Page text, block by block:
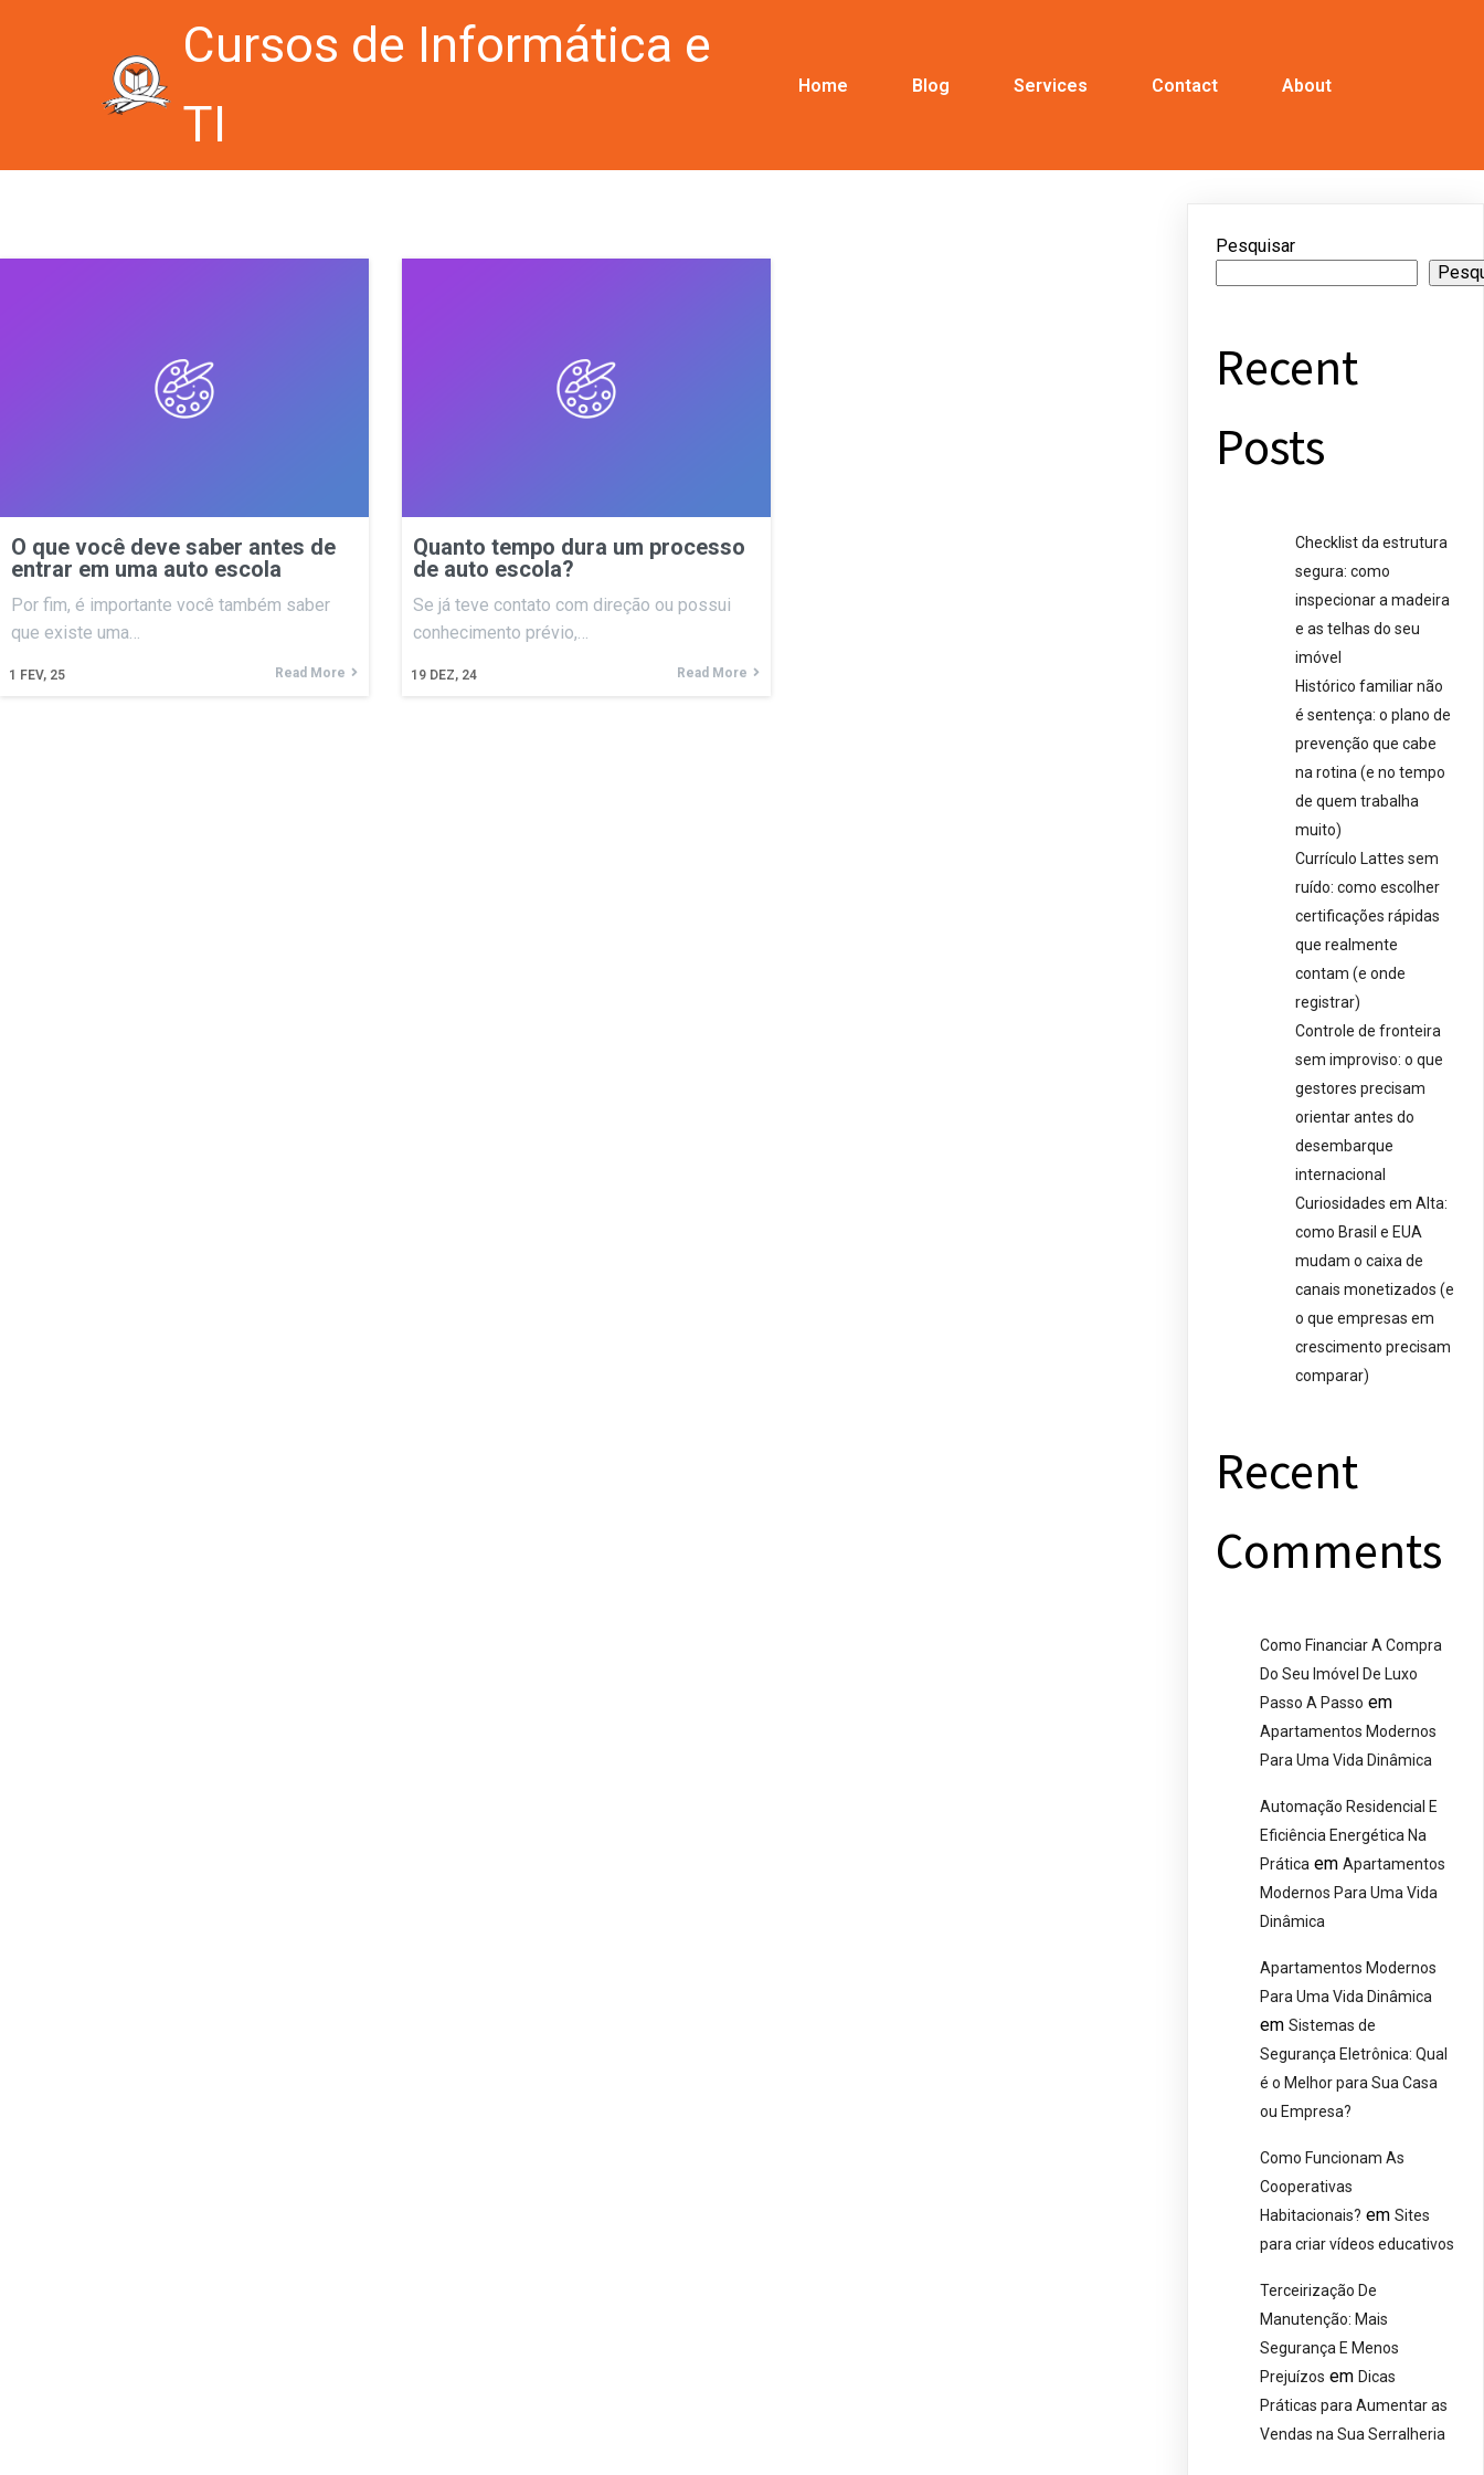
Cursos de Informática e
TI
Home Blog Services Contact About
O que você deve saber antes de
entrar em uma auto escola
1 FEV, 25
Por fim, é importante você também saber
que existe uma…
Read More
Quanto tempo dura um processo
de auto escola?
19 DEZ, 24
Se já teve contato com direção ou possui
conhecimento prévio,…
Read More
Pesquisar
Recent
Posts
Checklist da estrutura
segura: como
inspecionar a madeira
e as telhas do seu
imóvel
Histórico familiar não
é sentença: o plano de
prevenção que cabe
na rotina (e no tempo
de quem trabalha
muito)
Currículo Lattes sem
ruído: como escolher
certificações rápidas
que realmente
contam (e onde
registrar)
Controle de fronteira
sem improviso: o que
gestores precisam
orientar antes do
desembarque
internacional
Curiosidades em Alta:
como Brasil e EUA
mudam o caixa de
canais monetizados (e
o que empresas em
crescimento precisam
comparar)
Recent
Comments
Como Financiar A Compra
Do Seu Imóvel De Luxo
Passo A Passo em
Apartamentos Modernos
Para Uma Vida Dinâmica
Automação Residencial E
Eficiência Energética Na
Prática emApartamentos
Modernos Para Uma Vida
Dinâmica
Apartamentos Modernos
Para Uma Vida Dinâmica
emSistemas de
Segurança Eletrônica: Qual
é o Melhor para Sua Casa
ou Empresa?
Como Funcionam As
Cooperativas
Habitacionais? emSites
para criar vídeos educativos
Terceirização De
Manutenção: Mais
Segurança E Menos
Prejuízos emDicas
Práticas para Aumentar as
Vendas na Sua Serralheria